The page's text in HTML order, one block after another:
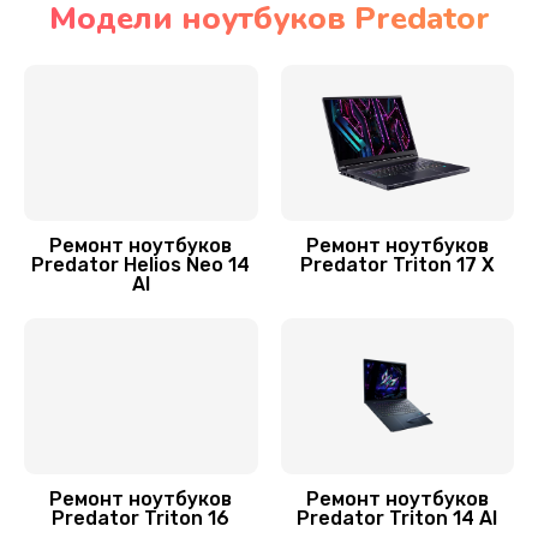
Замена Wi-Fi ноутбука Predator
Заказать
620 руб.
Модели ноутбуков Predator
Ремонт ноутбуков
Predator Helios Neo 14
AI
Ремонт ноутбуков
Predator Triton 17 X
Ремонт ноутбуков
Predator Triton 16
Ремонт ноутбуков
Predator Triton 14 AI